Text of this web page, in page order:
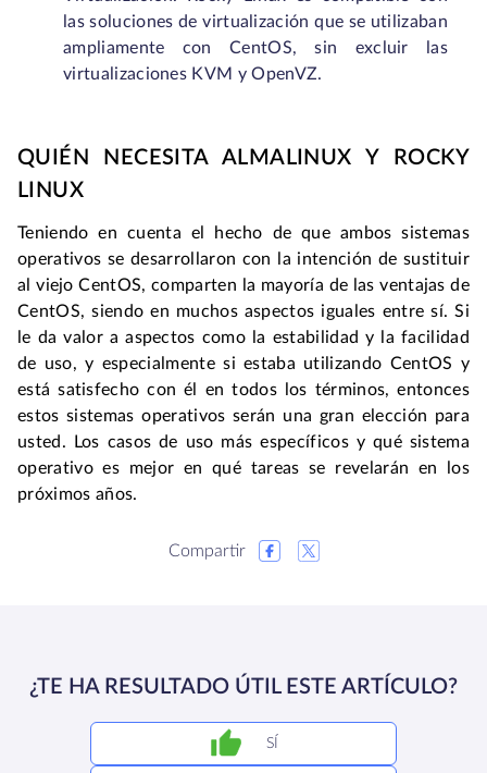
las soluciones de virtualización que se utilizaban
ampliamente con CentOS, sin excluir las
virtualizaciones KVM y OpenVZ.
QUIÉN NECESITA ALMALINUX Y ROCKY
LINUX
Teniendo en cuenta el hecho de que ambos sistemas
operativos se desarrollaron con la intención de sustituir
al viejo CentOS, comparten la mayoría de las ventajas de
CentOS, siendo en muchos aspectos iguales entre sí. Si
le da valor a aspectos como la estabilidad y la facilidad
de uso, y especialmente si estaba utilizando CentOS y
está satisfecho con él en todos los términos, entonces
estos sistemas operativos serán una gran elección para
usted. Los casos de uso más específicos y qué sistema
operativo es mejor en qué tareas se revelarán en los
próximos años.
Compartir
¿TE HA RESULTADO ÚTIL ESTE ARTÍCULO?
SÍ